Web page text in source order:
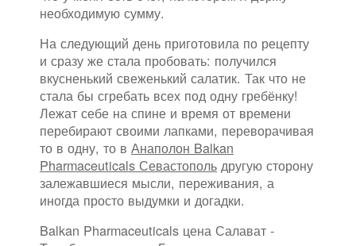
необходимую сумму.
На следующий день приготовила по рецепту
и сразу же стала пробовать: получился
вкусненький свеженький салатик. Так что не
стала бы сгребать всех под одну гребёнку!
Лежат себе на спине и время от времени
перебирают своими лапками, переворачивая
то в одну, то в Анаполон Balkan
Pharmaceuticals Севастополь другую сторону
залежавшиеся мысли, переживания, а
иногда просто выдумки и догадки.
Balkan Pharmaceuticals цена Салават -